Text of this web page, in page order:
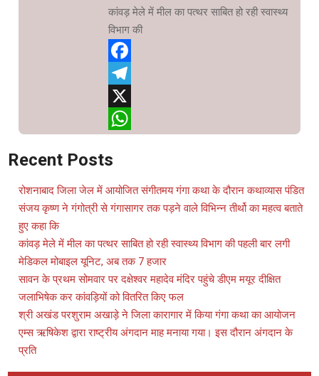
कांवड़ मेले में मील का पत्थर साबित हो रही स्वास्थ्य
विभाग की
Facebook
Telegram
X
Recent Posts
रोशनाबाद जिला जेल में आयोजित संगीतमय गंगा कथा के दौरान कथाव्यास पंडित
संजय कृष्ण ने गंगोत्री से गंगासागर तक पड़ने वाले विभिन्न तीर्थो का महत्व बताते
हुए कहा कि
कांवड़ मेले में मील का पत्थर साबित हो रही स्वास्थ्य विभाग की पहली बार लगी
मेडिकल मोबाइल यूनिट, अब तक 7 हजार
सावन के प्रथम सोमवार पर दक्षेश्वर महादेव मंदिर पहुंचे डीएम मयूर दीक्षित
जलाभिषेक कर कांवड़ियों को वितरित किए फल
श्री अखंड परशुराम अखाड़े ने जिला कारागार में किया गंगा कथा का आयोजन
एम्स ऋषिकेश द्वारा राष्ट्रीय अंगदान माह मनाया गया। इस दौरान अंगदान के
प्रति